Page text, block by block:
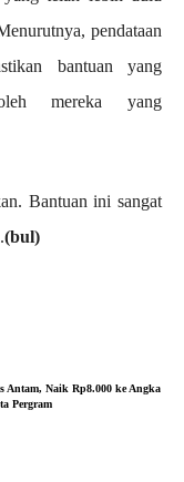
pendataan
bantuan yang
mereka yang
Bantuan ini sangat
(bul)
Antam, Naik Rp8.000 ke Angka
Pergram